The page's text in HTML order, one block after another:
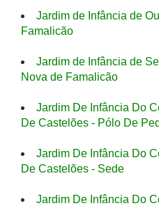
Jardim de Infância de
Famalicão
Jardim de Infância de
Nova de Famalicão
Jardim De Infância Do
De Castelões - Pólo De
Jardim De Infância Do
De Castelões - Sede
Jardim De Infância Do